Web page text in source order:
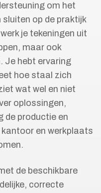
om het
op de praktijk
je tekeningen uit
maar ook
Je hebt ervaring
hoe staal zich
wat wel en niet
oplossingen,
de productie en
en werkplaats
de beschikbare
correcte